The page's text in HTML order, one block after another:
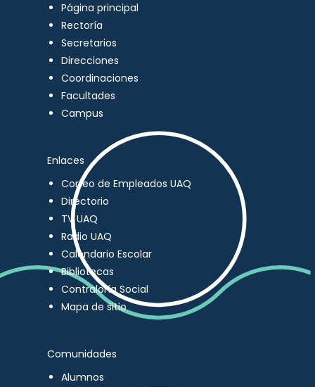
Página principal
Rectoría
Secretarios
Direcciones
Coordinaciones
Facultades
Campus
Enlaces
Correo de Empleados UAQ
Directorio
TV UAQ
Radio UAQ
Calendario Escolar
Bibliotecas
Contraloría Social
Mapa de sitio
Comunidades
Alumnos